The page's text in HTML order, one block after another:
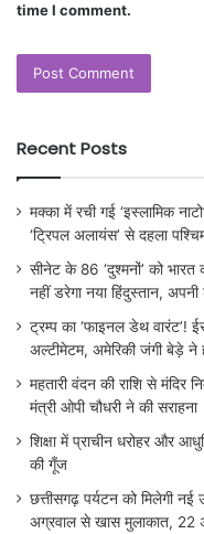
time I comment.
Recent Posts
मक्का में रची गई ‘इस्लामिक
‘ट्रिपल अलायंस’ से दहला
सीनेट के 86 ‘दुश्मनों’ को भारत
नहीं डरेगा नया हिंदुस्तान,
ट्रम्प का ‘फाइनल डेथ वारंट’!
अल्टीमेटम, अमेरिकी जंगी बेड़े ने
महतारी वंदन की राशि से मंदिर
मंत्री ओपी चौधरी ने की सराहना
शिक्षा में प्राचीन धरोहर और
की गूँज
छत्तीसगढ़ पर्यटन को मिलेगी
अग्रवाल से खास मुलाकात, 22